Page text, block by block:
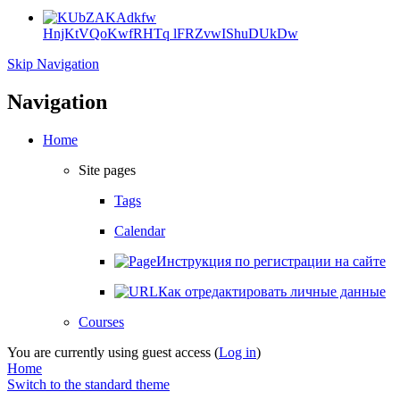
HnjKtVQoKwfRHTq lFRZvwIShuDUkDw
Skip Navigation
Navigation
Home
Site pages
Tags
Calendar
Инструкция по регистрации на сайте
Как отредактировать личные данные
Courses
You are currently using guest access (Log in)
Home
Switch to the standard theme